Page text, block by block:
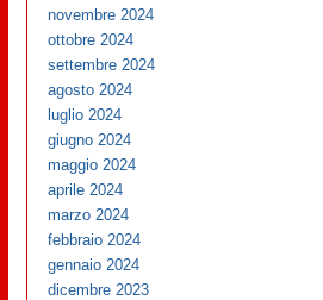
novembre 2024
ottobre 2024
settembre 2024
agosto 2024
luglio 2024
giugno 2024
maggio 2024
aprile 2024
marzo 2024
febbraio 2024
gennaio 2024
dicembre 2023